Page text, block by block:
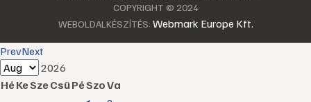
COPYRIGHT © 2024
WEBOLDALKÉSZÍTÉS: Webmark Europe Kft.
PrevNext
2026
HéKeSzeCsüPéSzoVa